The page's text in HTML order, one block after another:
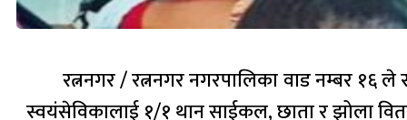
रत्ननगर / रत्ननगर नगरपालिका वाड नम्बर १६
स्वयंसेविकालाई १/१ थान साईकल, छाता र झोला